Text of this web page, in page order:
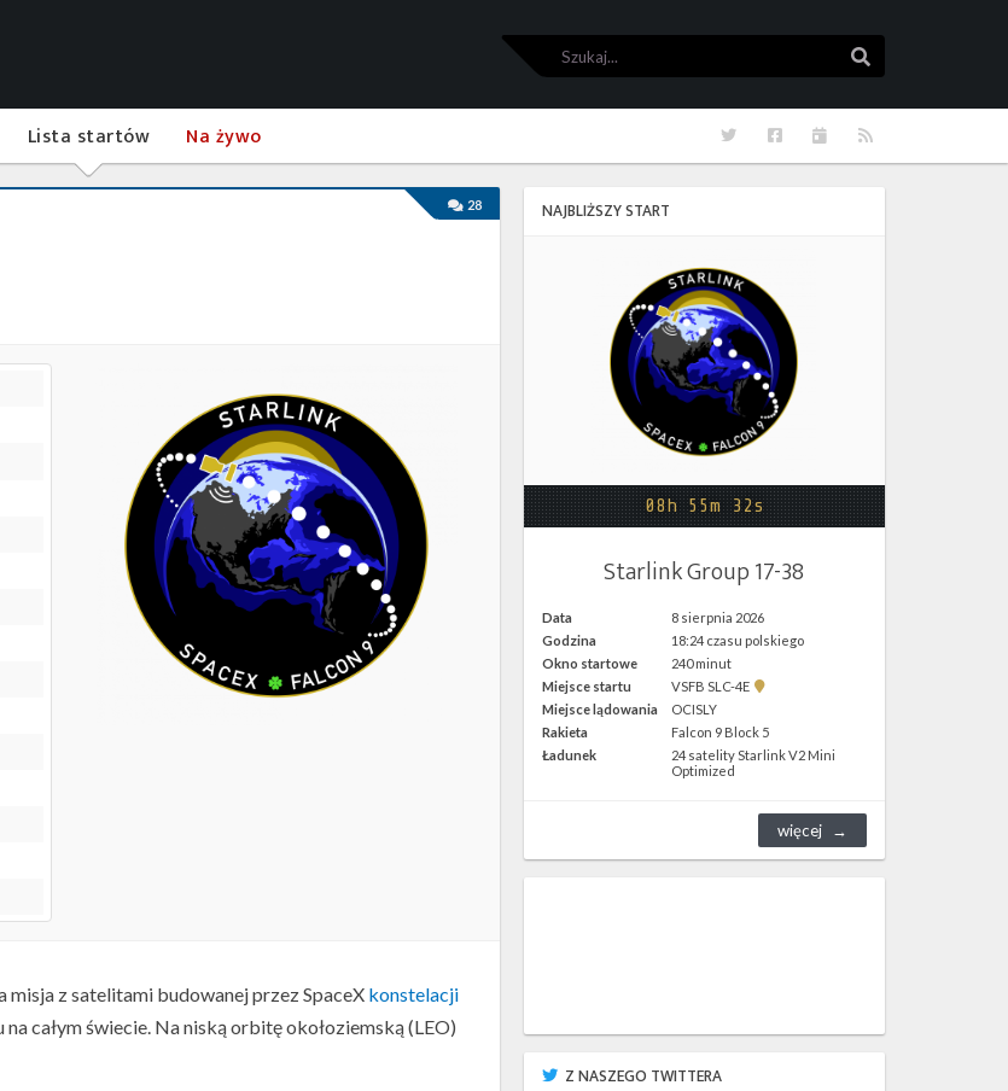
Szukaj
Lista startów Na żywo RSS
Kalendarze
Facebook
Twitter
28
z satelitami budowanej przez SpaceX konstelacji
całym świecie. Na niską orbitę okołoziemską (LEO)
NAJBLIŻSZY START
08h 55m 32s
Starlink Group 17-38
Data
8 sierpnia 2026
Godzina
18:24 czasu polskiego
Okno startowe
240 minut
Miejsce startu
VSFB SLC-4E
Pokaż
SLC-
4E w
Google
Miejsce lądowania
OCISLY
Rakieta
Falcon 9 Block 5
Ładunek
24 satelity Starlink V2 Mini
Optimized
więcej
Z NASZEGO TWITTERA